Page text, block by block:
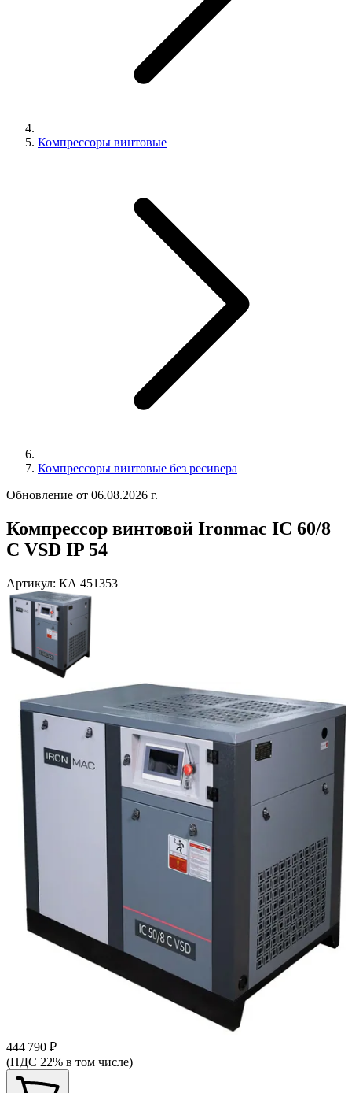
Компрессоры винтовые
Компрессоры винтовые без ресивера
Обновление от 06.08.2026 г.
Компрессор винтовой Ironmac IC 60/8
C VSD IP 54
Артикул: КА 451353
444 790 ₽
(НДС 22% в том числе)